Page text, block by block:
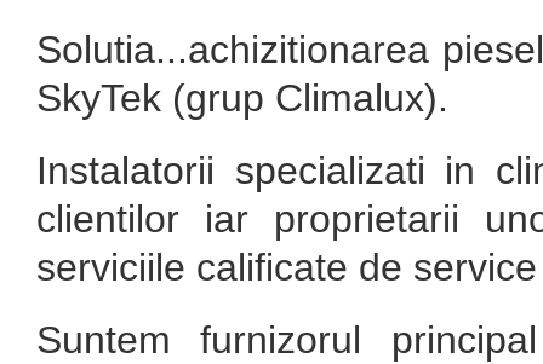
Solutia...achizitionarea
SkyTek (grup Climalux).
Instalatorii specializati in
clientilor iar proprietarii
serviciile calificate de
Suntem furnizorul